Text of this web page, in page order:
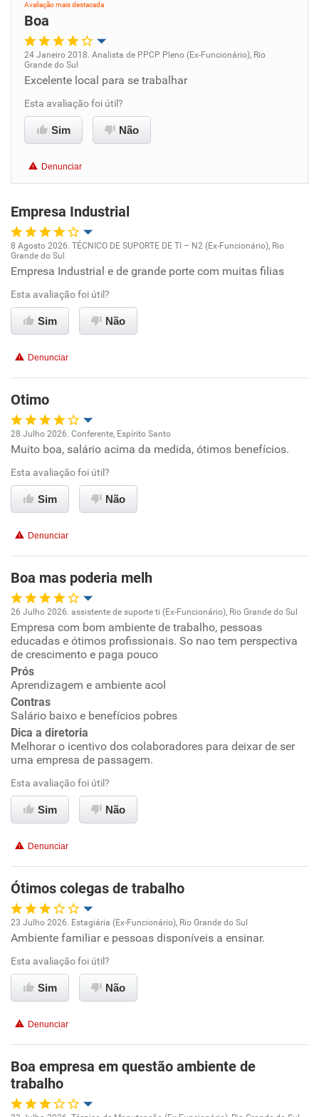
Avaliação mais destacada
Boa
Oportunidade de promoção
Ambiente de trabalho
Conciliação com a vida familiar
Recomenda esta empresa
Recomenda a diretoria
24 Janeiro 2018. Analista de PPCP Pleno (Ex-Funcionário), Rio
Grande do Sul
Excelente local para se trabalhar
Esta avaliação foi útil?
Sim Não
Denunciar
Empresa Industrial
Oportunidade de promoção
Ambiente de trabalho
Conciliação com a vida familiar
Recomenda esta empresa
Recomenda a diretoria
8 Agosto 2026. TÉCNICO DE SUPORTE DE TI – N2 (Ex-Funcionário), Rio
Grande do Sul
Empresa Industrial e de grande porte com muitas filias
Esta avaliação foi útil?
Sim Não
Denunciar
Otimo
Oportunidade de promoção
Ambiente de trabalho
Benefícios
Recomenda esta empresa
Recomenda a diretoria
28 Julho 2026. Conferente, Espírito Santo
Muito boa, salário acima da medida, ótimos benefícios.
Esta avaliação foi útil?
Sim Não
Denunciar
Boa mas poderia melh
Oportunidade de promoção
Ambiente de trabalho
Conciliação com a vida familiar
Benefícios
26 Julho 2026. assistente de suporte ti (Ex-Funcionário), Rio Grande do Sul
Empresa com bom ambiente de trabalho, pessoas
educadas e ótimos profissionais. So nao tem perspectiva
de crescimento e paga pouco
Prós
Aprendizagem e ambiente acol
Contras
Salário baixo e benefícios pobres
Dica a diretoria
Melhorar o icentivo dos colaboradores para deixar de ser
uma empresa de passagem.
Esta avaliação foi útil?
Sim Não
Denunciar
Ótimos colegas de trabalho
Oportunidade de promoção
Ambiente de trabalho
Benefícios
Recomenda esta empresa
Não recomenda a diretoria
23 Julho 2026. Estagiária (Ex-Funcionário), Rio Grande do Sul
Ambiente familiar e pessoas disponíveis a ensinar.
Esta avaliação foi útil?
Sim Não
Denunciar
Boa empresa em questão ambiente de
trabalho